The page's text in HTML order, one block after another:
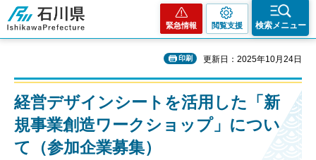
石川県
緊急情報 閲覧支援 検索メニュー
印刷 更新日：2025年10月24日
経営デザインシートを活用した「新
規事業創造ワークショップ」につい
て（参加企業募集）